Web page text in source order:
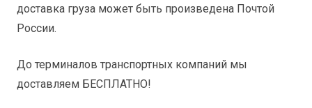
доставка груза может быть произведена Почтой
России.
До терминалов транспортных компаний мы
доставляем БЕСПЛАТНО!